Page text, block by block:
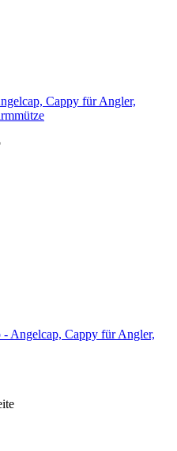
Cappy für Angler,
Angelcap, Cappy für Angler,